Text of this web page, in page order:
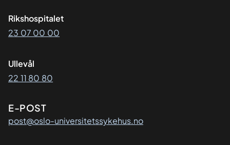
Rikshospitalet
23 07 00 00
Ullevål
22 11 80 80
E-POST
post@oslo-universitetssykehus.no